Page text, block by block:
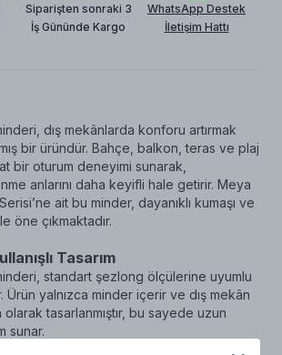
Siparişten sonraki 3
İş Gününde Kargo
WhatsApp Destek
İletişim Hattı
dış mekânlarda konforu artırmak
bir üründür. Bahçe, balkon, teras ve plaj
bir oturum deneyimi sunarak,
anlarını daha keyifli hale getirir. Meya
ait bu minder, dayanıklı kumaşı ve
öne çıkmaktadır.
Tasarım
standart şezlong ölçülerine uyumlu
Ürün yalnızca minder içerir ve dış mekân
olarak tasarlanmıştır, bu sayede uzun
sunar.